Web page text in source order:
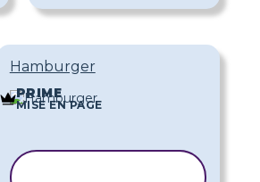
Hamburger
PRIME
MISE EN PAGE